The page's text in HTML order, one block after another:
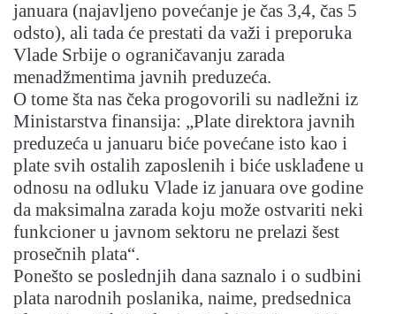
januara (najavljeno povećanje je čas 3,4, čas 5
odsto), ali tada će prestati da važi i preporuka
Vlade Srbije o ograničavanju zarada
menadžmentima javnih preduzeća.
O tome šta nas čeka progovorili su nadležni iz
Ministarstva finansija: „Plate direktora javnih
preduzeća u januaru biće povećane isto kao i
plate svih ostalih zaposlenih i biće usklađene u
odnosu na odluku Vlade iz januara ove godine
da maksimalna zarada koju može ostvariti neki
funkcioner u javnom sektoru ne prelazi šest
prosečnih plata“.
Ponešto se poslednjih dana saznalo i o sudbini
plata narodnih poslanika, naime, predsednica